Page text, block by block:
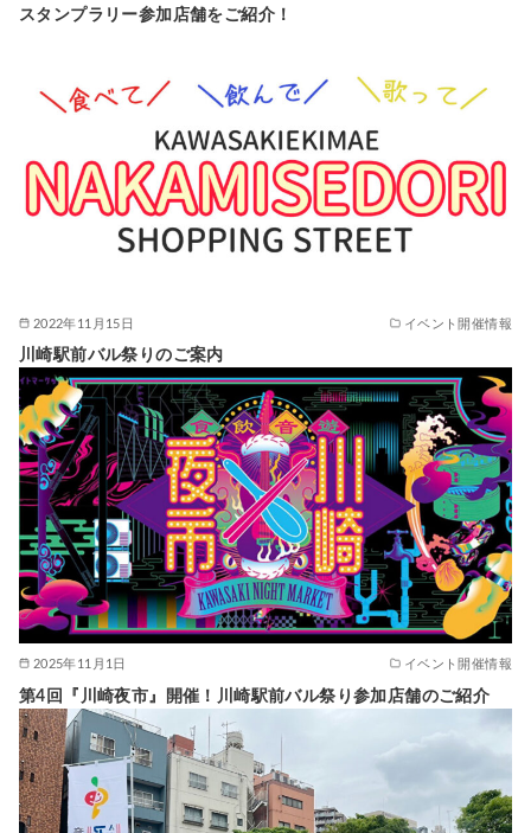
スタンプラリー参加店舗をご紹介！
2022年11月15日 イベント開催情報
川崎駅前バル祭りのご案内
2025年11月1日 イベント開催情報
第4回『川崎夜市』開催！川崎駅前バル祭り参加店舗のご紹介